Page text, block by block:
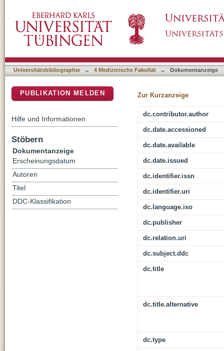
Enhanced MRI - Assessment of Interrater
Universitätsbibliographie → 4 Medizinische Fakultät → Dokumentanzeige
Zur Kurzanzeige
dc.contributor.author
dc.date.accessioned
dc.date.available
dc.date.issued
dc.identifier.issn
dc.identifier.uri
dc.language.iso
dc.publisher
dc.relation.uri
dc.subject.ddc
dc.title
dc.title.alternative
dc.type
PUBLIKATION MELDEN
Hilfe und Informationen
Stöbern
Dokumentanzeige
Erscheinungsdatum
Autoren
Titel
DDC-Klassifikation